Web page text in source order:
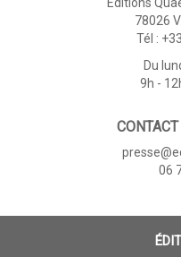
78026
Tél :
Du
9h -
06